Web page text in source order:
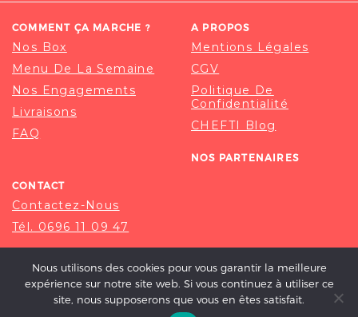
COMMENT ÇA MARCHE ?
Nos Box
Menu De La Semaine
Nos Engagements
Livraisons
FAQ
A PROPOS
Mentions Légales
CGV
Politique De
Confidentialité
CHEFTI Blog
NOS PARTENAIRES
CONTACT
Contactez-Nous
Tél. 0696 11 09 47
Nous utilisons des cookies pour vous garantir la meilleure
expérience sur notre site web. Si vous continuez à utiliser ce
site, nous supposerons que vous en êtes satisfait.